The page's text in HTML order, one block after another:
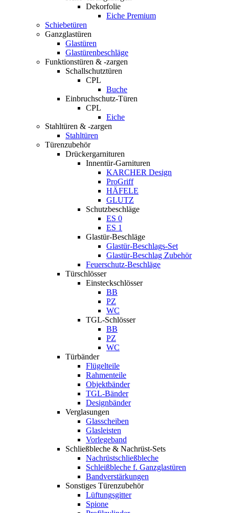
Dekorfolie
Eiche Premium
Schiebetüren
Ganzglastüren
Glastüren
Glastürenbeschläge
Funktionstüren & -zargen
Schallschutztüren
CPL
Buche
Einbruchschutz-Türen
CPL
Eiche
Stahltüren & -zargen
Stahltüren
Türenzubehör
Drückergarnituren
Innentür-Garnituren
KARCHER Design
ProGriff
HÄFELE
GLUTZ
Schutzbeschläge
ES 0
ES 1
Glastür-Beschläge
Glastür-Beschlags-Set
Glastür-Beschlag Zubehör
Feuerschutz-Beschläge
Türschlösser
Einsteckschlösser
BB
PZ
WC
TGL-Schlösser
BB
PZ
WC
Türbänder
Flügelteile
Rahmenteile
Objektbänder
TGL-Bänder
Designbänder
Verglasungen
Glasscheiben
Glasleisten
Vorlegeband
Schließbleche & Nachrüst-Sets
Nachrüstschließbleche
Schleißbleche f. Ganzglastüren
Bandverstärkungen
Sonstiges Türenzubehör
Lüftungsgitter
Spione